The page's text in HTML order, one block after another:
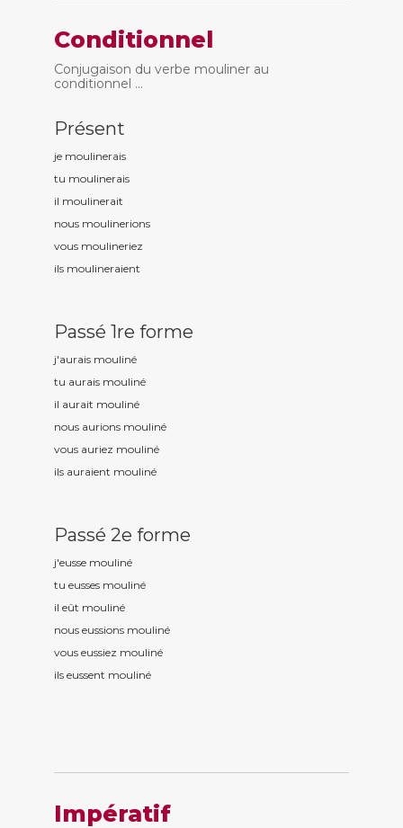
Conditionnel
Conjugaison du verbe mouliner au
conditionnel ...
Présent
je moulinerais
tu moulinerais
il moulinerait
nous moulinerions
vous moulineriez
ils moulineraient
Passé 1re forme
j'aurais mouliné
tu aurais mouliné
il aurait mouliné
nous aurions mouliné
vous auriez mouliné
ils auraient mouliné
Passé 2e forme
j'eusse mouliné
tu eusses mouliné
il eût mouliné
nous eussions mouliné
vous eussiez mouliné
ils eussent mouliné
Impératif